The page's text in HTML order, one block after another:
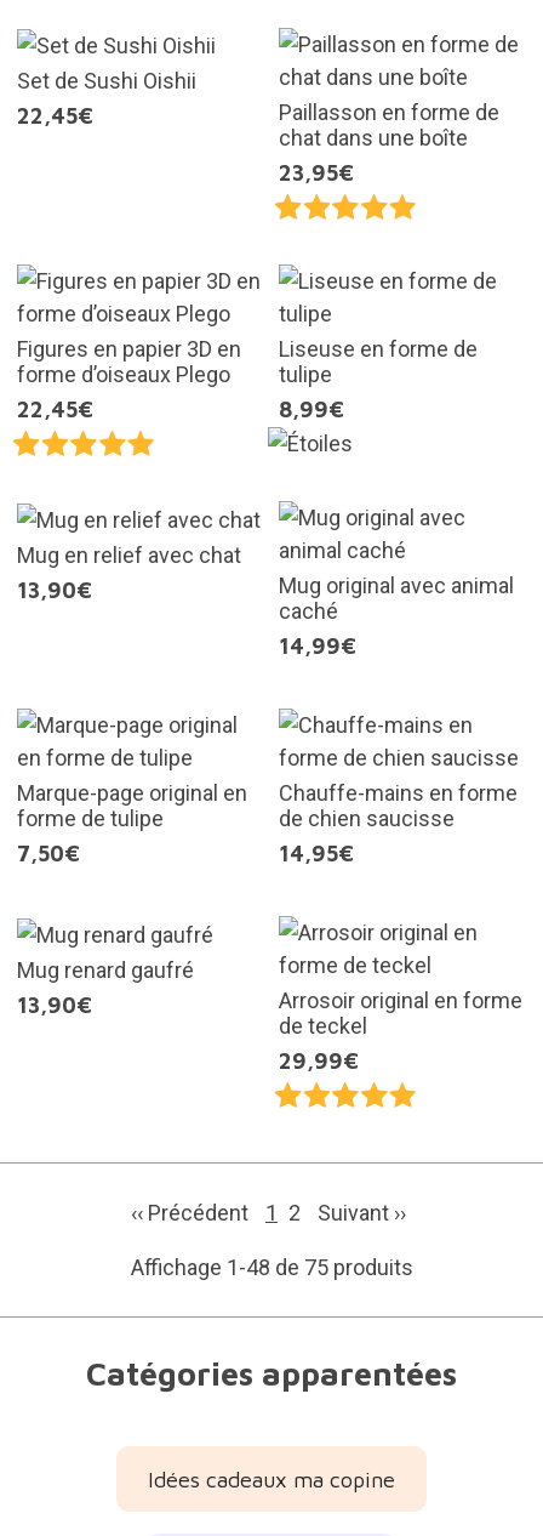
Set de Sushi Oishii
22,45€
Paillasson en forme de
chat dans une boîte
23,95€
Figures en papier 3D en
forme d’oiseaux Plego
22,45€
Liseuse en forme de
tulipe
8,99€
Mug en relief avec chat
13,90€
Mug original avec animal
caché
14,99€
Marque-page original en
forme de tulipe
7,50€
Chauffe-mains en forme
de chien saucisse
14,95€
Mug renard gaufré
13,90€
Arrosoir original en forme
de teckel
29,99€
‹‹ Précédent 1 2 Suivant ››
Affichage 1-48 de 75 produits
Catégories apparentées
Idées cadeaux ma copine